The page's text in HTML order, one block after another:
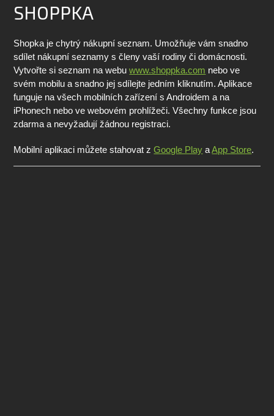
SHOPPKA
Shopka je chytrý nákupní seznam. Umožňuje vám snadno
sdílet nákupní seznamy s členy vaší rodiny či domácnosti.
Vytvořte si seznam na webuwww.shoppka.com nebo ve
svém mobilu a snadno jej sdílejte jedním kliknutím. Aplikace
funguje na všech mobilních zařízení s Androidem a na
iPhonech nebo ve webovém prohlížeči. Všechny funkce jsou
zdarma a nevyžadují žádnou registraci.
Mobilní aplikaci můžete stahovat zGoogle Play aApp Store.